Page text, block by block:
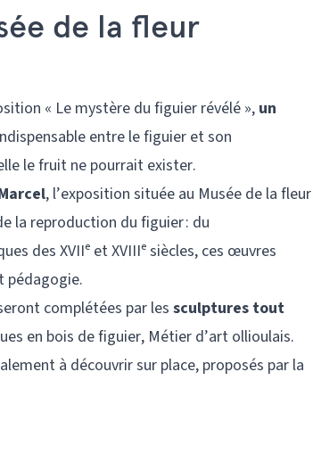
de la fleur
« Le mystère du figuier révélé », un
entre le figuier et son
le fruit ne pourrait exister.
, l’exposition située au Musée de la fleur
la reproduction du figuier : du
des XVIIᵉ et XVIIIᵉ siècles, ces œuvres
pédagogie.
complétées par les sculptures tout
en bois de figuier, Métier d’art ollioulais.
à découvrir sur place, proposés par la